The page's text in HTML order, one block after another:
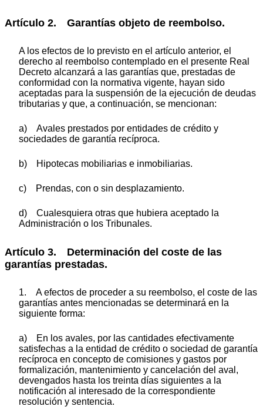
Artículo 2. Garantías objeto de reembolso.
A los efectos de lo previsto en el artículo anterior, el
derecho al reembolso contemplado en el presente Real
Decreto alcanzará a las garantías que, prestadas de
conformidad con la normativa vigente, hayan sido
aceptadas para la suspensión de la ejecución de deudas
tributarias y que, a continuación, se mencionan:
a) Avales prestados por entidades de crédito y
sociedades de garantía recíproca.
b) Hipotecas mobiliarias e inmobiliarias.
c) Prendas, con o sin desplazamiento.
d) Cualesquiera otras que hubiera aceptado la
Administración o los Tribunales.
Artículo 3. Determinación del coste de las
garantías prestadas.
1. A efectos de proceder a su reembolso, el coste de las
garantías antes mencionadas se determinará en la
siguiente forma:
a) En los avales, por las cantidades efectivamente
satisfechas a la entidad de crédito o sociedad de garantía
recíproca en concepto de comisiones y gastos por
formalización, mantenimiento y cancelación del aval,
devengados hasta los treinta días siguientes a la
notificación al interesado de la correspondiente
resolución y sentencia.